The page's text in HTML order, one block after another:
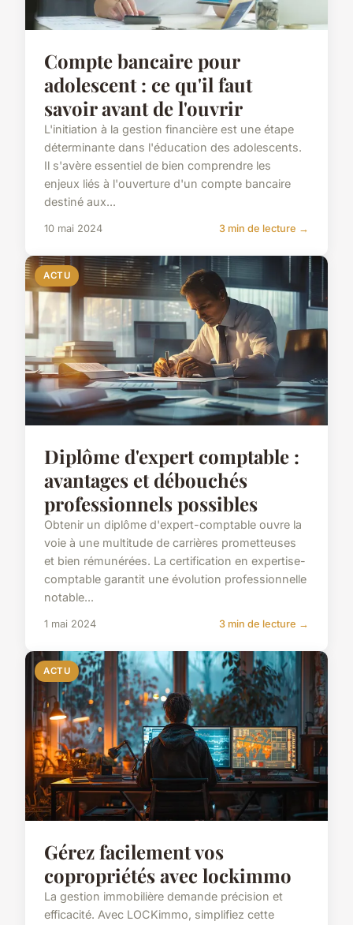
Compte bancaire pour
adolescent : ce qu'il faut
savoir avant de l'ouvrir
L'initiation à la gestion financière est une étape
déterminante dans l'éducation des adolescents.
Il s'avère essentiel de bien comprendre les
enjeux liés à l'ouverture d'un compte bancaire
destiné aux...
10 mai 2024 3 min de lecture →
ACTU
Diplôme d'expert comptable :
avantages et débouchés
professionnels possibles
Obtenir un diplôme d'expert-comptable ouvre la
voie à une multitude de carrières prometteuses
et bien rémunérées. La certification en expertise-
comptable garantit une évolution professionnelle
notable...
1 mai 2024 3 min de lecture →
ACTU
Gérez facilement vos
copropriétés avec lockimmo
La gestion immobilière demande précision et
efficacité. Avec LOCKimmo, simplifiez cette